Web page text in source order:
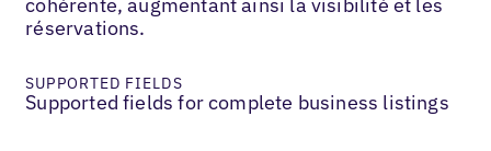
réservations.
SUPPORTED FIELDS
Supported fields for complete business listings